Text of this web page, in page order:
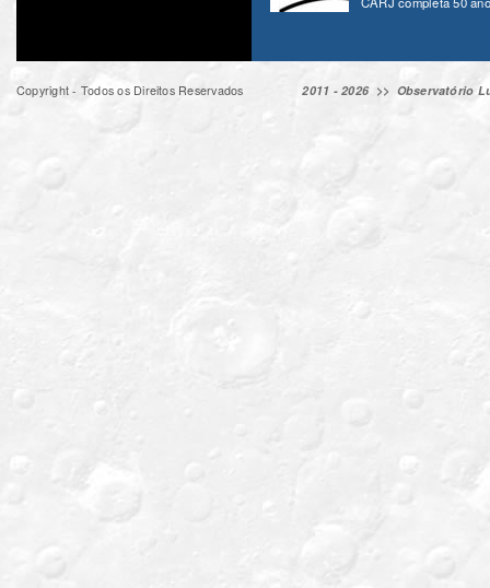
Copyright - Todos os Direitos Reservados 2011 - 2026 >> Observatório